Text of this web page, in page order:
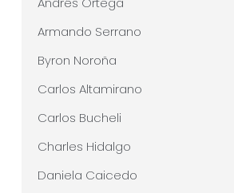
Armando Serrano
Byron Noroña
Carlos Altamirano
Carlos Bucheli
Charles Hidalgo
Daniela Caicedo